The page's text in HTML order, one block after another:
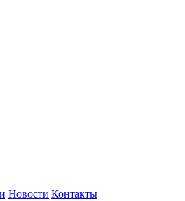
Новости Контакты